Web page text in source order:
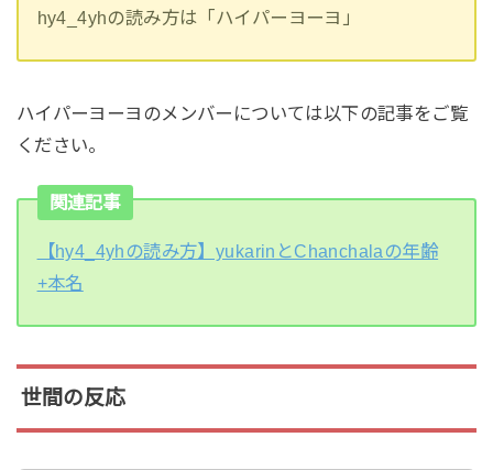
hy4_4yhの読み方は「ハイパーヨーヨ」
ハイパーヨーヨのメンバーについては以下の記事をご覧
ください。
関連記事
【hy4_4yhの読み方】yukarinとChanchalaの年齢
+本名
世間の反応